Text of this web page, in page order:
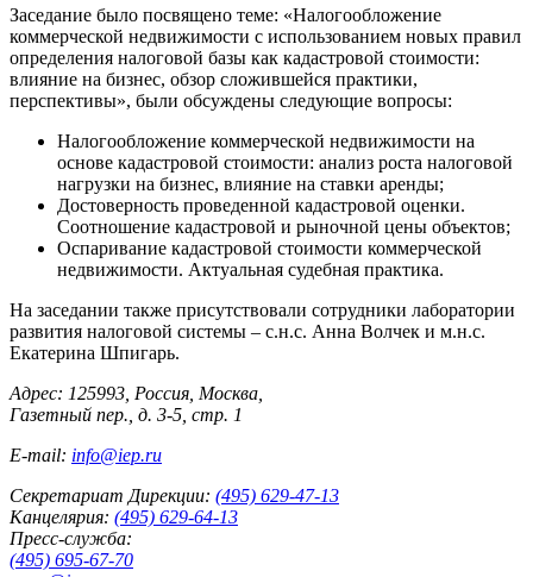
Заседание было посвящено теме: «Налогообложение
коммерческой недвижимости с использованием новых правил
определения налоговой базы как кадастровой стоимости:
влияние на бизнес, обзор сложившейся практики,
перспективы», были обсуждены следующие вопросы:
Налогообложение коммерческой недвижимости на
основе кадастровой стоимости: анализ роста налоговой
нагрузки на бизнес, влияние на ставки аренды;
Достоверность проведенной кадастровой оценки.
Соотношение кадастровой и рыночной цены объектов;
Оспаривание кадастровой стоимости коммерческой
недвижимости. Актуальная судебная практика.
На заседании также присутствовали сотрудники лаборатории
развития налоговой системы – с.н.с. Анна Волчек и м.н.с.
Екатерина Шпигарь.
Адрес: 125993, Россия, Москва,
Газетный пер., д. 3-5, стр. 1
E-mail: info@iep.ru
Секретариат Дирекции: (495) 629-47-13
Канцелярия: (495) 629-64-13
Пресс-служба:
(495) 695-67-70